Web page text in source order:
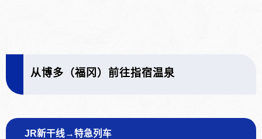
从博多（福冈）前往指宿温泉
JR新干线→特急列车